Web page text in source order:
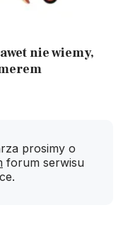
nie wiemy,
prosimy o
forum serwisu